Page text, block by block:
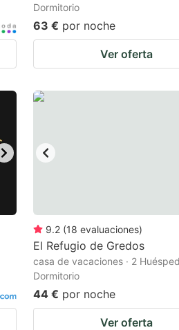
Dormitorio
63 € por noche
Ver oferta
9.2 (18 evaluaciones)
El Refugio de Gredos
casa de vacaciones · 2
Dormitorio
44 € por noche
Ver oferta